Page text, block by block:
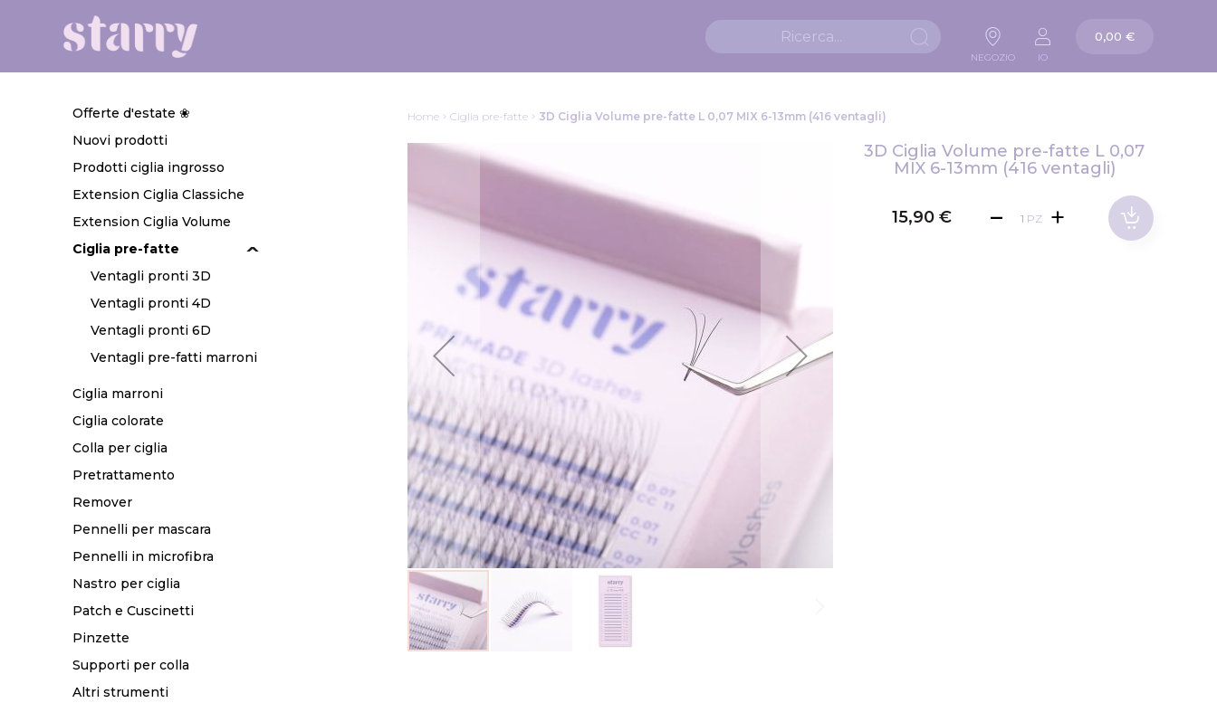
NEGOZIO IO
La mia carta
0,00 €
Offerte d'estate ❀
Nuovi prodotti
Prodotti ciglia ingrosso
Extension Ciglia Classiche
Extension Ciglia Volume
Ciglia pre-fatte
Ventagli pronti 3D
Ventagli pronti 4D
Ventagli pronti 6D
Ventagli pre-fatti marroni
Ciglia marroni
Ciglia colorate
Colla per ciglia
Pretrattamento
Remover
Pennelli per mascara
Pennelli in microfibra
Nastro per ciglia
Patch e Cuscinetti
Pinzette
Supporti per colla
Altri strumenti
della
immagini
3D Ciglia Volume pre-fatte L 0,07
MIX 6-13mm (416 ventagli)
Home Ciglia pre-fatte 3D Ciglia Volume pre-fatte L 0,07 MIX 6-13mm (416 ventagli)
15,90 € PZ